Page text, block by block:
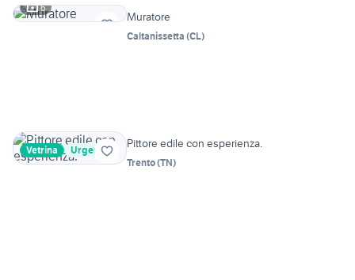
6
Muratore
Caltanissetta (CL)
Vetrina Urgente Pittore edile con esperienza.
Trento(TN)